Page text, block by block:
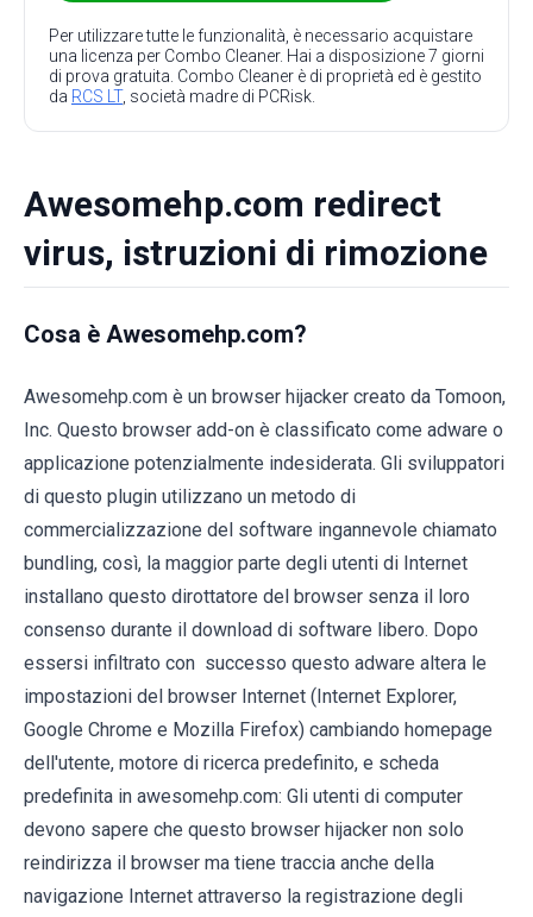
Per utilizzare tutte le funzionalità, è necessario acquistare
una licenza per Combo Cleaner. Hai a disposizione 7 giorni
di prova gratuita. Combo Cleaner è di proprietà ed è gestito
da RCS LT, società madre di PCRisk.
Awesomehp.com redirect
virus, istruzioni di rimozione
Cosa è Awesomehp.com?
Awesomehp.com è un browser hijacker creato da Tomoon,
Inc. Questo browser add-on è classificato come adware o
applicazione potenzialmente indesiderata. Gli sviluppatori
di questo plugin utilizzano un metodo di
commercializzazione del software ingannevole chiamato
bundling, così, la maggior parte degli utenti di Internet
installano questo dirottatore del browser senza il loro
consenso durante il download di software libero. Dopo
essersi infiltrato con successo questo adware altera le
impostazioni del browser Internet (Internet Explorer,
Google Chrome e Mozilla Firefox) cambiando homepage
dell'utente, motore di ricerca predefinito, e scheda
predefinita in awesomehp.com: Gli utenti di computer
devono sapere che questo browser hijacker non solo
reindirizza il browser ma tiene traccia anche della
navigazione Internet attraverso la registrazione degli